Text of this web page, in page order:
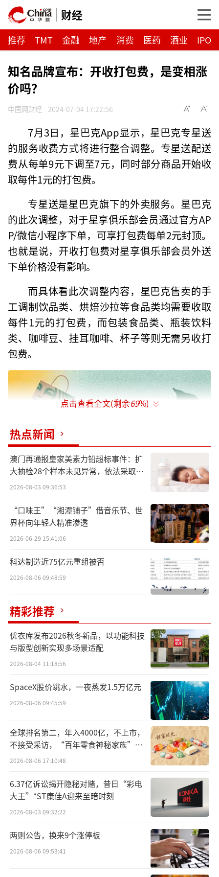
财经
推荐 TMT 金融 地产 消费 医药 酒业 IPO
知名品牌宣布：开收打包费，是变相涨
价吗？
中国网财经 2024-07-04 17:22:56
7月3日，星巴克App显示，星巴克专星送
的服务收费方式将进行整合调整。专星送配送
费从每单9元下调至7元，同时部分商品开始收
取每件1元的打包费。
专星送是星巴克旗下的外卖服务。星巴克
的此次调整，对于星享俱乐部会员通过官方AP
P/微信小程序下单，可享打包费每单2元封顶。
也就是说，开收打包费对星享俱乐部会员外送
下单价格没有影响。
而具体看此次调整内容，星巴克售卖的手
工调制饮品类、烘焙沙拉等食品类均需要收取
每件1元的打包费，而包装食品类、瓶装饮料
类、咖啡豆、挂耳咖啡、杯子等则无需另收打
包费。
据悉，在第三方外卖平台，星巴克同样要
开始收取1件1元的打包费，但是打包费不设封
顶，也就是说，买的饮品杯数越多，打包费越
点击查看全文(剩余69%)
热点新闻
澳门再通报皇家美素力铅超标事件：扩
大抽检28个样本未见异常，依法采取预
防性下架
2026-08-03 09:36:53
“口味王”“湘潭铺子”借音乐节、世
界杯向年轻人精准渗透
2026-06-29 15:41:06
科达制造近75亿元重组被否
2026-08-06 09:48:59
精彩推荐
优衣库发布2026秋冬新品，以功能科技
与版型创新实现多场景适配
2026-08-04 11:18:56
SpaceX股价跳水，一夜蒸发1.5万亿元
2026-08-06 09:45:59
全球排名第二，年入4000亿，不上市，
不接受采访，“百年零食神秘家族”浮
出水面？
2026-08-06 17:10:48
6.37亿诉讼揭开隐秘对赌，昔日“彩电
大王”*ST康佳A迎来至暗时刻
2026-08-03 09:32:22
两则公告，换来9个涨停板
2026-08-06 09:53:41